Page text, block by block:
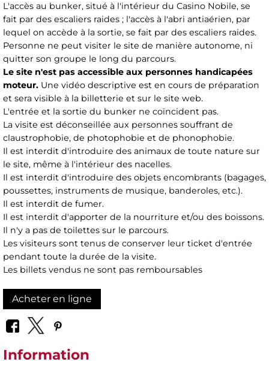
L'accès au bunker, situé à l'intérieur du Casino Nobile, se
fait par des escaliers raides ; l'accès à l'abri antiaérien, par
lequel on accède à la sortie, se fait par des escaliers raides.
Personne ne peut visiter le site de manière autonome, ni
quitter son groupe le long du parcours.
Le site n'est pas accessible aux personnes handicapées
moteur. Une vidéo descriptive est en cours de préparation
et sera visible à la billetterie et sur le site web.
L'entrée et la sortie du bunker ne coïncident pas.
La visite est déconseillée aux personnes souffrant de
claustrophobie, de photophobie et de phonophobie.
Il est interdit d'introduire des animaux de toute nature sur
le site, même à l'intérieur des nacelles.
Il est interdit d'introduire des objets encombrants (bagages,
poussettes, instruments de musique, banderoles, etc.).
Il est interdit de fumer.
Il est interdit d'apporter de la nourriture et/ou des boissons.
Il n'y a pas de toilettes sur le parcours.
Les visiteurs sont tenus de conserver leur ticket d'entrée
pendant toute la durée de la visite.
Les billets vendus ne sont pas remboursables
Acheter en ligne
Information